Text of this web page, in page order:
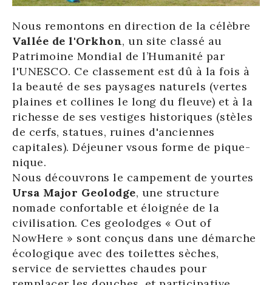
Nous remontons en direction de la célèbre
Vallée de l'Orkhon, un site classé au
Patrimoine Mondial de l’Humanité par
l'UNESCO. Ce classement est dû à la fois à
la beauté de ses paysages naturels (vertes
plaines et collines le long du fleuve) et à la
richesse de ses vestiges historiques (stèles
de cerfs, statues, ruines d'anciennes
capitales). Déjeuner vsous forme de pique-
nique.
Nous découvrons le campement de yourtes
Ursa Major Geolodge, une structure
nomade confortable et éloignée de la
civilisation. Ces geolodges « Out of
NowHere » sont conçus dans une démarche
écologique avec des toilettes sèches,
service de serviettes chaudes pour